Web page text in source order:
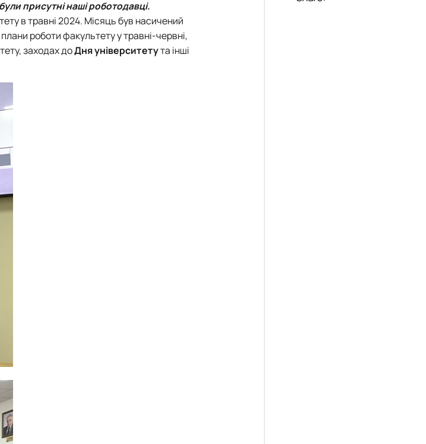
молоді
International Communication
присутні наші роботодавці.
в травні 2024. Місяць був насичений
роботи факультету у травні-червні,
заходах доДня університетута інші